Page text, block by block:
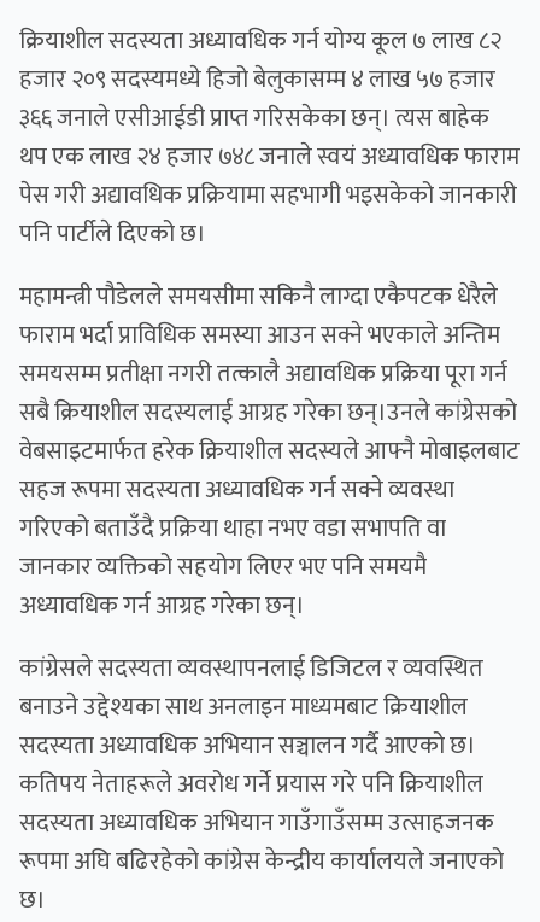
क्रियाशील सदस्यता अध्यावधिक गर्न योग्य कूल ७ लाख ८२
हजार २०९ सदस्यमध्ये हिजो बेलुकासम्म ४ लाख ५७ हजार
३६६ जनाले एसीआईडी प्राप्त गरिसकेका छन्। त्यस बाहेक
थप एक लाख २४ हजार ७४८ जनाले स्वयं अध्यावधिक फाराम
पेस गरी अद्यावधिक प्रक्रियामा सहभागी भइसकेको जानकारी
पनि पार्टीले दिएको छ।
महामन्त्री पौडेलले समयसीमा सकिनै लाग्दा एकैपटक धेरैले
फाराम भर्दा प्राविधिक समस्या आउन सक्ने भएकाले अन्तिम
समयसम्म प्रतीक्षा नगरी तत्कालै अद्यावधिक प्रक्रिया पूरा गर्न
सबै क्रियाशील सदस्यलाई आग्रह गरेका छन्।उनले कांग्रेसको
वेबसाइटमार्फत हरेक क्रियाशील सदस्यले आफ्नै मोबाइलबाट
सहज रूपमा सदस्यता अध्यावधिक गर्न सक्ने व्यवस्था
गरिएको बताउँदै प्रक्रिया थाहा नभए वडा सभापति वा
जानकार व्यक्तिको सहयोग लिएर भए पनि समयमै
अध्यावधिक गर्न आग्रह गरेका छन्।
कांग्रेसले सदस्यता व्यवस्थापनलाई डिजिटल र व्यवस्थित
बनाउने उद्देश्यका साथ अनलाइन माध्यमबाट क्रियाशील
सदस्यता अध्यावधिक अभियान सञ्चालन गर्दै आएको छ।
कतिपय नेताहरूले अवरोध गर्ने प्रयास गरे पनि क्रियाशील
सदस्यता अध्यावधिक अभियान गाउँगाउँसम्म उत्साहजनक
रूपमा अघि बढिरहेको कांग्रेस केन्द्रीय कार्यालयले जनाएको
छ।